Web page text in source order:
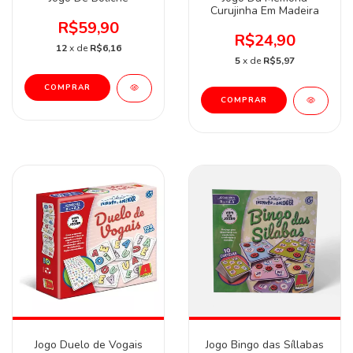
R$59,90
12 x de R$6,16
Curujinha Em Madeira
R$24,90
5x de R$5,97
Jogo Duelo de Vogais Jogo Bingo das Síllabas